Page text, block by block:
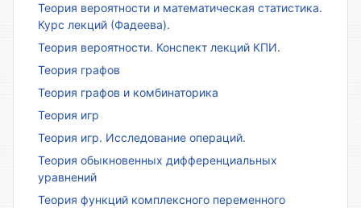
Теория вероятности и математическая статистика.
Курс лекций (Фадеева).
Теория вероятности. Конспект лекций КПИ.
Теория графов
Теория графов и комбинаторика
Теория игр
Теория игр. Исследование операций.
Теория обыкновенных дифференциальных
уравнений
Теория функций комплексного переменного